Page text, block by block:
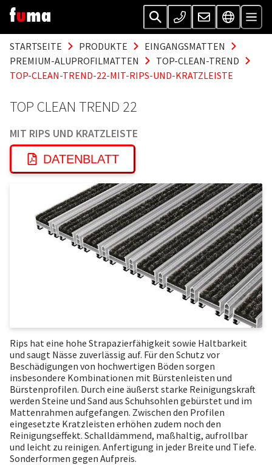
STARTSEITE PRODUKTE
EINGANGSMATTEN
PREMIUM-ALUPROFILMATTEN
TOP-CLEAN-TREND
TOP-CLEAN-TREND-22-MIT-RIPS-UND-KRATZLEISTE
TOP CLEAN TREND 22
MIT RIPS UND KRATZLEISTE
DATENBLATT
Rips hat eine hohe Strapazierfähigkeit sowie Haltbarkeit
und saugt Nässe zuverlässig auf. Für den Schutz vor
Beschädigungen von hochwertigen Böden sorgen
insbesondere Kombinationen mit Bürstenleisten und
Bürstenprofilen. Durch eine äußerst starke Reinigungskraft
werden Steine und Sand aus Schuhsohlen gebürstet und im
Mattenrahmen aufgefangen. Zwischen den Profilen
eingesetzte Kratzleisten erhöhen zudem noch den
Reinigungseffekt. Schalldämmend, maßhaltig, aufrollbar
und leicht zu reinigen. Anfertigung in jeder Breite und Tiefe.
Sonderformen gegen Aufpreis.